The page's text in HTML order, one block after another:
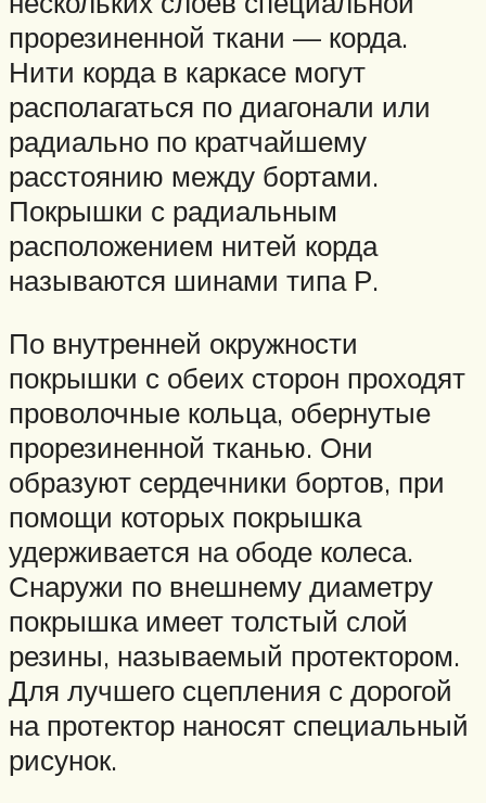
прорезиненной ткани — корда.
Нити корда в каркасе могут
располагаться по диагонали или
радиально по кратчайшему
расстоянию между бортами.
Покрышки с радиальным
расположением нитей корда
называются шинами типа Р.
По внутренней окружности
покрышки с обеих сторон проходят
проволочные кольца, обернутые
прорезиненной тканью. Они
образуют сердечники бортов, при
помощи которых покрышка
удерживается на ободе колеса.
Снаружи по внешнему диаметру
покрышка имеет толстый слой
резины, называемый протектором.
Для лучшего сцепления с дорогой
на протектор наносят специальный
рисунок.